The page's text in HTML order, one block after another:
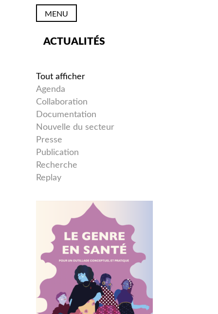
MENU
ACTUALITÉS
Tout afficher
Agenda
Collaboration
Documentation
Nouvelle du secteur
Presse
Publication
Recherche
Replay